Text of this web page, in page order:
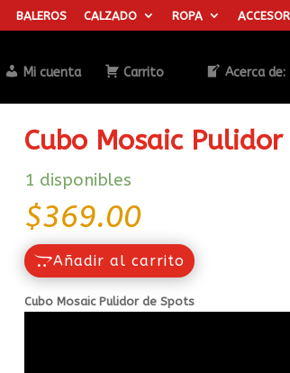
BALEROS CALZADO ROPA
Mi cuenta Carrito Acerca de:
Búsqueda
Cubo Mosaic
1 disponibles
$369.00
Añadir al carrito
Cubo Mosaic Pulidor de Spots